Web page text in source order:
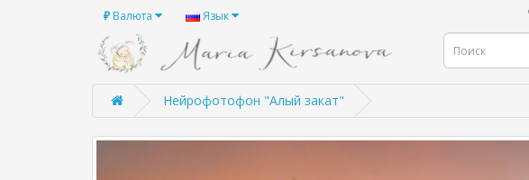
₽ Валюта Язык
Нейрофотофон "Алый закат"